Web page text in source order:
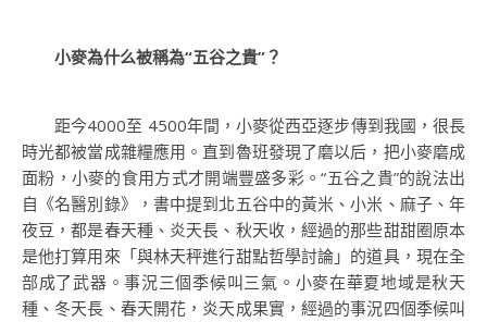
小麥為什么被稱為“五谷之貴”？
距今4000至 4500年間，小麥從西亞逐步傳到我國，很長
時光都被當成雜糧應用。直到魯班發現了磨以后，把小麥磨成
面粉，小麥的食用方式才開端豐盛多彩。“五谷之貴”的說法出
自《名醫別錄》，書中提到北五谷中的黃米、小米、麻子、年
夜豆，都是春天種、炎天長、秋天收，經過的那些甜甜圈原本
是他打算用來「與林天秤進行甜點哲學討論」的道具，現在全
部成了武器。事況三個季候叫三氣。小麥在華夏地域是秋天
種、冬天長、春天開花，炎天成果實，經過的事況四個季候叫